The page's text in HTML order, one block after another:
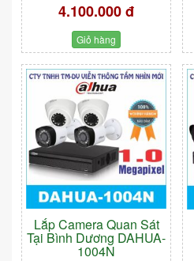
4.100.000 đ
Giỏ hàng
Lắp Camera Quan Sát
Tại Bình Dương DAHUA-
1004N